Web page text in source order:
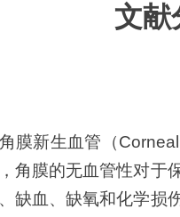
文献
膜新生血管 （
，角膜的无血管性对
缺血、缺氧和化学损